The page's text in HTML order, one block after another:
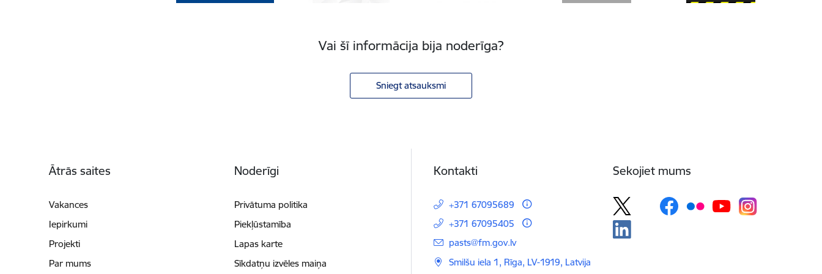
Vai šī informācija bija noderīga?
Sniegt atsauksmi
Ātrās saites
Vakances
Iepirkumi
Projekti
Par mums
Noderīgi
Privātuma politika
Piekļūstamība
Lapas karte
Sīkdatņu izvēles maiņa
Kontakti
+371 67095689
+371 67095405
E-pasts:
pasts@fm.gov.lv
Smilšu iela 1, Rīga, LV-1919, Latvija
Sekojiet mums